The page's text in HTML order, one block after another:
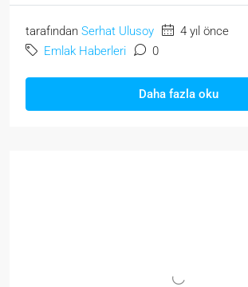
tarafından Serhat Ulusoy
4 yıl önce
Emlak Haberleri
0
Daha fazla oku